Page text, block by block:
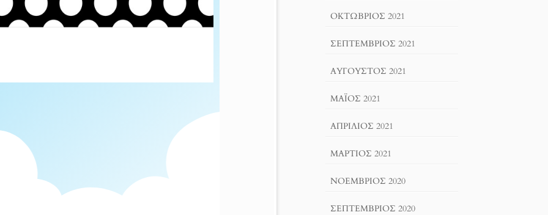
ΟΚΤΏΒΡΙΟΣ 2021
ΣΕΠΤΈΜΒΡΙΟΣ 2021
ΑΎΓΟΥΣΤΟΣ 2021
ΜΆΙΟΣ 2021
ΑΠΡΊΛΙΟΣ 2021
ΜΆΡΤΙΟΣ 2021
ΝΟΈΜΒΡΙΟΣ 2020
ΣΕΠΤΈΜΒΡΙΟΣ 2020